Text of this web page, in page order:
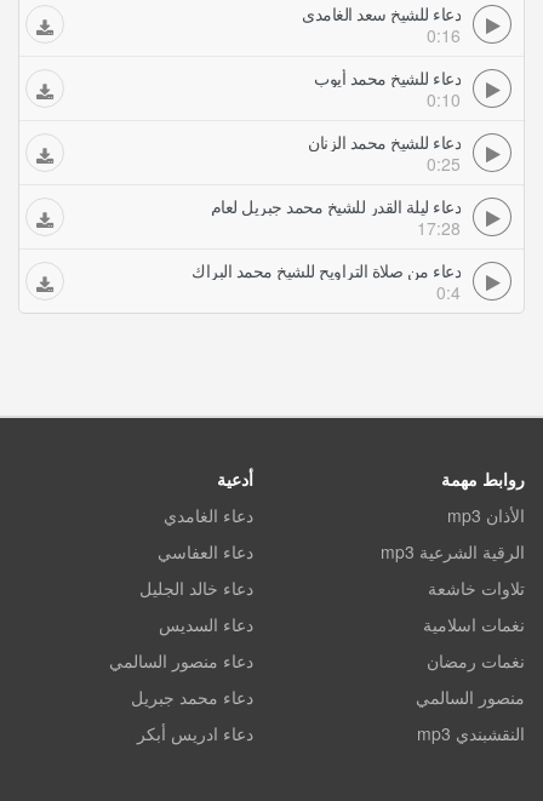
دعاء للشيخ سعد الغامدي
0:16
دعاء للشيخ محمد أيوب
0:10
دعاء للشيخ محمد الزنان
0:25
دعاء ليلة القدر للشيخ محمد جبريل لعام
17:28
دعاء من صلاة التراويح للشيخ محمد البراك
0:4
روابط مهمة
الأذان mp3
الرقية الشرعية mp3
تلاوات خاشعة
نغمات اسلامية
نغمات رمضان
منصور السالمي
النقشبندي mp3
أدعية
دعاء الغامدي
دعاء العفاسي
دعاء خالد الجليل
دعاء السديس
دعاء منصور السالمي
دعاء محمد جبريل
دعاء ادريس أبكر